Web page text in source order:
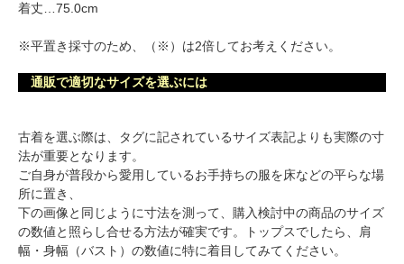
着丈…75.0cm
※平置き採寸のため、（※）は2倍してお考えください。
通販で適切なサイズを選ぶには
古着を選ぶ際は、タグに記されているサイズ表記よりも実際の寸
法が重要となります。
ご自身が普段から愛用しているお手持ちの服を床などの平らな場
所に置き、
下の画像と同じように寸法を測って、購入検討中の商品のサイズ
の数値と照らし合せる方法が確実です。トップスでしたら、肩
幅・身幅（バスト）の数値に特に着目してみてください。